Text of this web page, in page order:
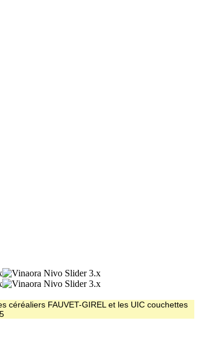
céréaliers FAUVET-GIREL et les UIC couchettes